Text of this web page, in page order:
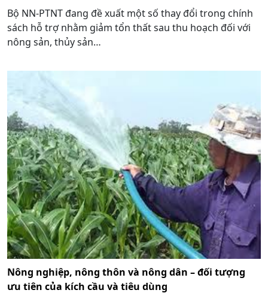
Bộ NN-PTNT đang đề xuất một số thay đổi trong chính
sách hỗ trợ nhằm giảm tổn thất sau thu hoạch đối với
nông sản, thủy sản…
Nông nghiệp, nông thôn và nông dân – đối tượng
ưu tiên của kích cầu và tiêu dùng